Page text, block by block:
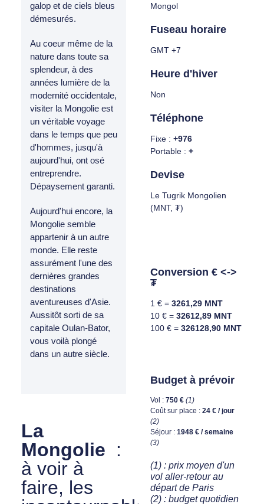
galop et de ciels bleus
démesurés.
Au coeur même de la
nature dans toute sa
splendeur, à des
années lumière de la
modernité occidentale,
visiter la Mongolie est
un véritable voyage
dans le temps que peu
d'hommes, jusqu'à
aujourd'hui, ont osé
entreprendre.
Dépaysement garanti.
Aujourd'hui encore, la
Mongolie semble
appartenir à un autre
monde. Elle reste
assurément l'une des
dernières grandes
destinations
aventureuses d'Asie.
Aussitôt sorti de sa
capitale Oulan-Bator,
vous voilà plongé
dans un autre siècle.
La
Mongolie
:
à voir à
faire, les
Mongol
Fuseau horaire
GMT +7
Heure d'hiver
Non
Téléphone
Fixe : +976
Portable : +
Devise
Le Tugrik Mongolien
(MNT, ₮)
Conversion € <->
₮
1 € = 3261,29 MNT
10 € = 32612,89 MNT
100 € = 326128,90 MNT
Budget à prévoir
Vol : 750 € (1)
Coût sur place : 24 € / jour
(2)
Séjour : 1948 € / semaine
(3)
(1) : prix moyen d'un
vol aller-retour au
départ de Paris
(2) : budget quotidien